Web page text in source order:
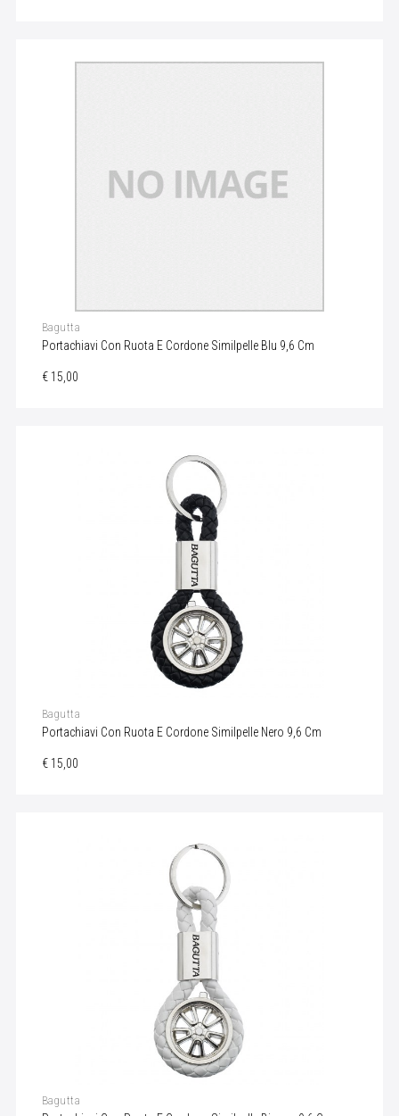
Bagutta
Portachiavi Con Ruota E Cordone Similpelle Blu 9,6 Cm
€ 15,00
Bagutta
Portachiavi Con Ruota E Cordone Similpelle Nero 9,6 Cm
€ 15,00
Bagutta